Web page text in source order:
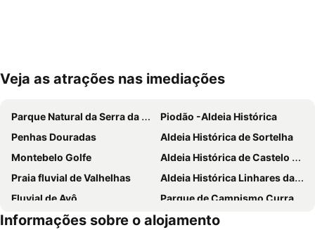
Ampliar mapa
Veja as atrações nas imediações
Parque Natural da Serra da Estrela
Piodão -Aldeia Histórica
Penhas Douradas
Aldeia Histórica de Sortelha
Montebelo Golfe
Aldeia Histórica de Castelo Novo
Praia fluvial de Valhelhas
Aldeia Histórica Linhares da Beira
Fluvial de Avô
Parque de Campismo Curral do Negro Gouveia
Praia Fluvial da Meimoa
Reserva Natural da Serra da Malcata
Informações sobre o alojamento